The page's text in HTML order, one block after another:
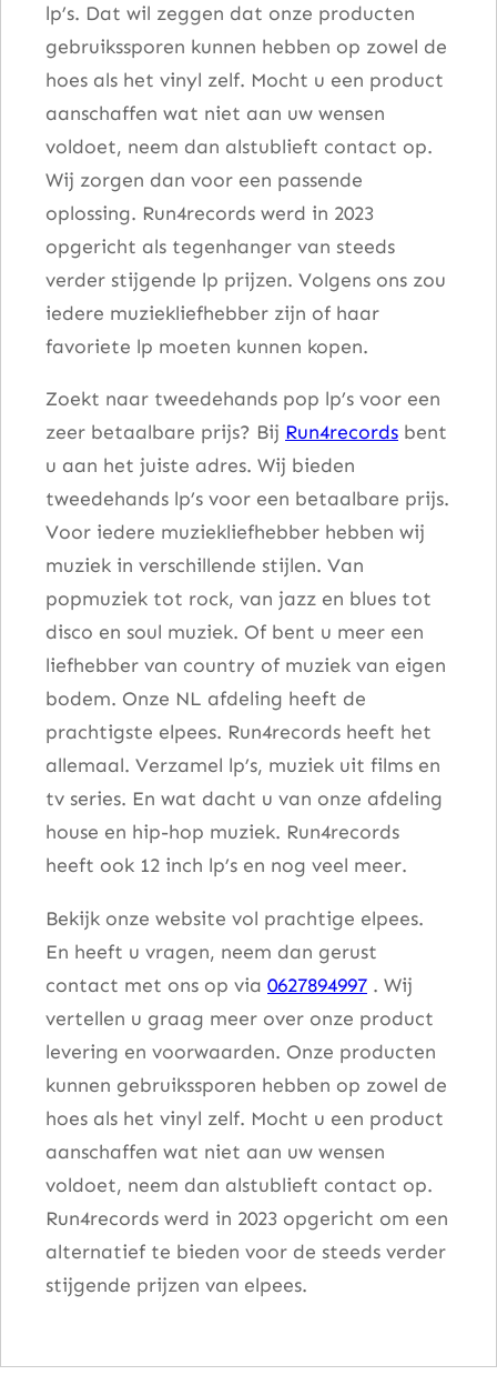
lp’s. Dat wil zeggen dat onze producten
gebruikssporen kunnen hebben op zowel de
hoes als het vinyl zelf. Mocht u een product
aanschaffen wat niet aan uw wensen
voldoet, neem dan alstublieft contact op.
Wij zorgen dan voor een passende
oplossing. Run4records werd in 2023
opgericht als tegenhanger van steeds
verder stijgende lp prijzen. Volgens ons zou
iedere muziekliefhebber zijn of haar
favoriete lp moeten kunnen kopen.
Zoekt naar tweedehands pop lp’s voor een
zeer betaalbare prijs? Bij Run4records bent
u aan het juiste adres. Wij bieden
tweedehands lp’s voor een betaalbare prijs.
Voor iedere muziekliefhebber hebben wij
muziek in verschillende stijlen. Van
popmuziek tot rock, van jazz en blues tot
disco en soul muziek. Of bent u meer een
liefhebber van country of muziek van eigen
bodem. Onze NL afdeling heeft de
prachtigste elpees. Run4records heeft het
allemaal. Verzamel lp’s, muziek uit films en
tv series. En wat dacht u van onze afdeling
house en hip-hop muziek. Run4records
heeft ook 12 inch lp’s en nog veel meer.
Bekijk onze website vol prachtige elpees.
En heeft u vragen, neem dan gerust
contact met ons op via 0627894997 . Wij
vertellen u graag meer over onze product
levering en voorwaarden. Onze producten
kunnen gebruikssporen hebben op zowel de
hoes als het vinyl zelf. Mocht u een product
aanschaffen wat niet aan uw wensen
voldoet, neem dan alstublieft contact op.
Run4records werd in 2023 opgericht om een
alternatief te bieden voor de steeds verder
stijgende prijzen van elpees.